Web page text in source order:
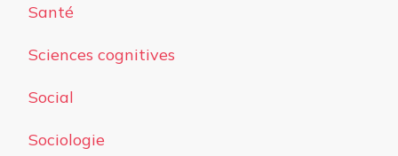
Santé
Sciences cognitives
Social
Sociologie